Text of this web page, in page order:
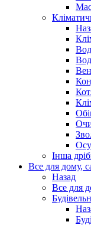
Інша
Все для дому,
Назад
Все для